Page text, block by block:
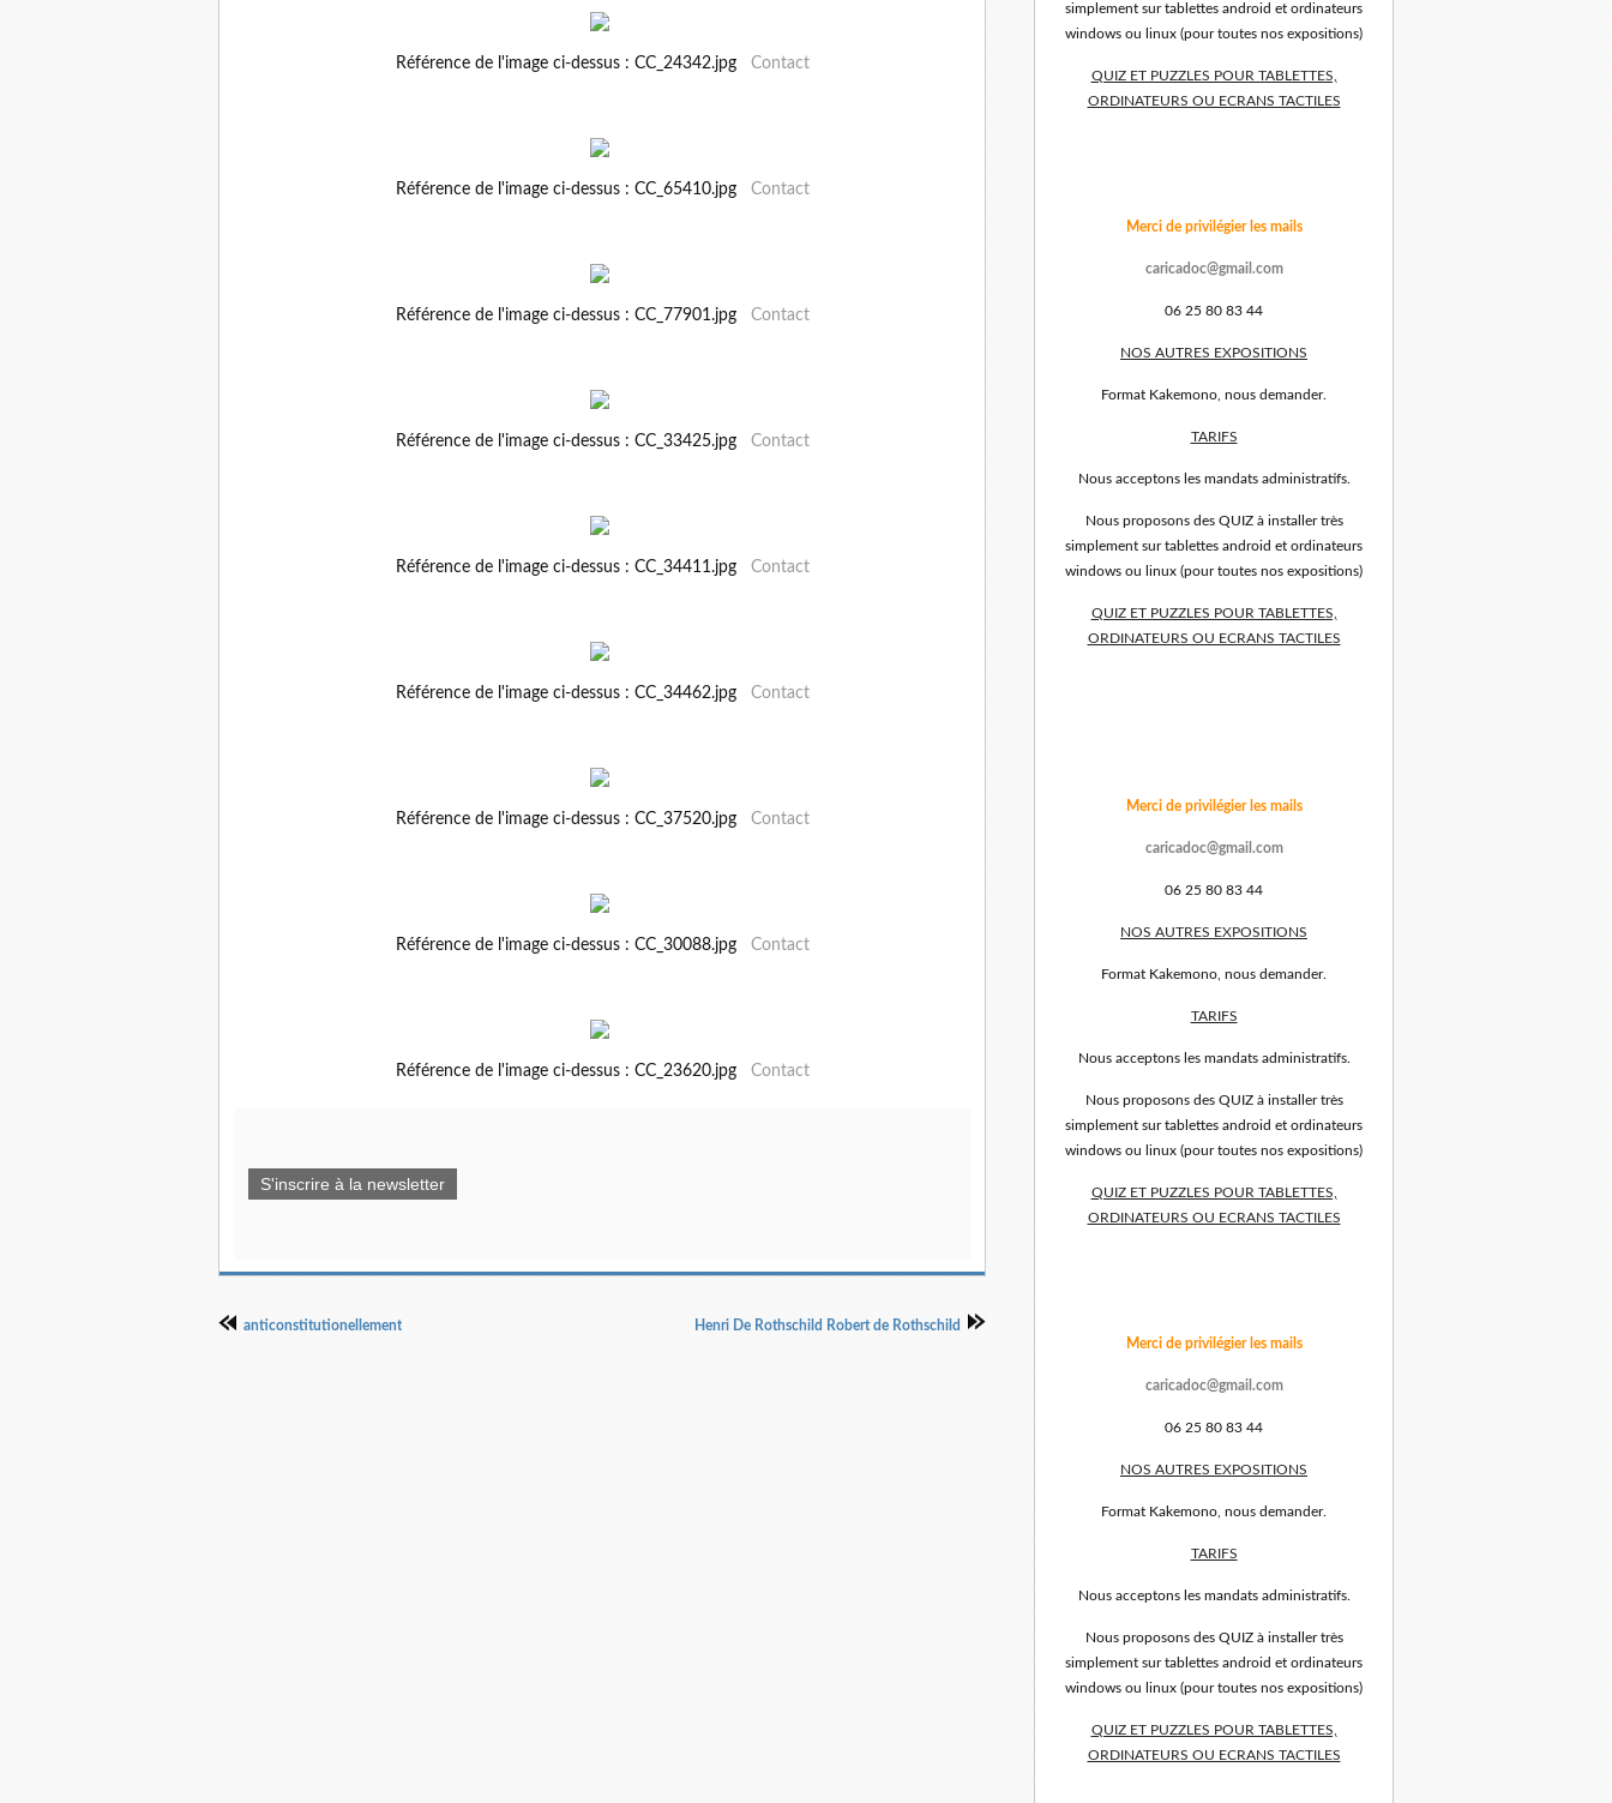
Référence de l'image ci-dessus : CC_24342.jpg Contact
Référence de l'image ci-dessus : CC_65410.jpg Contact
Référence de l'image ci-dessus : CC_77901.jpg Contact
Référence de l'image ci-dessus : CC_33425.jpg Contact
Référence de l'image ci-dessus : CC_34411.jpg Contact
Référence de l'image ci-dessus : CC_34462.jpg Contact
Référence de l'image ci-dessus : CC_37520.jpg Contact
Référence de l'image ci-dessus : CC_30088.jpg Contact
Référence de l'image ci-dessus : CC_23620.jpg Contact
S'inscrire à la newsletter
anticonstitutionellement Henri De Rothschild Robert de Rothschild
simplement sur tablettes android et ordinateurs
windows ou linux (pour toutes nos expositions)
QUIZ ET PUZZLES POUR TABLETTES,
ORDINATEURS OU ECRANS TACTILES
Merci de privilégier les mails
caricadoc@gmail.com
06 25 80 83 44
NOS AUTRES EXPOSITIONS
Format Kakemono, nous demander.
TARIFS
Nous acceptons les mandats administratifs.
Nous proposons des QUIZ à installer très
simplement sur tablettes android et ordinateurs
windows ou linux (pour toutes nos expositions)
QUIZ ET PUZZLES POUR TABLETTES,
ORDINATEURS OU ECRANS TACTILES
Merci de privilégier les mails
caricadoc@gmail.com
06 25 80 83 44
NOS AUTRES EXPOSITIONS
Format Kakemono, nous demander.
TARIFS
Nous acceptons les mandats administratifs.
Nous proposons des QUIZ à installer très
simplement sur tablettes android et ordinateurs
windows ou linux (pour toutes nos expositions)
QUIZ ET PUZZLES POUR TABLETTES,
ORDINATEURS OU ECRANS TACTILES
Merci de privilégier les mails
caricadoc@gmail.com
06 25 80 83 44
NOS AUTRES EXPOSITIONS
Format Kakemono, nous demander.
TARIFS
Nous acceptons les mandats administratifs.
Nous proposons des QUIZ à installer très
simplement sur tablettes android et ordinateurs
windows ou linux (pour toutes nos expositions)
QUIZ ET PUZZLES POUR TABLETTES,
ORDINATEURS OU ECRANS TACTILES